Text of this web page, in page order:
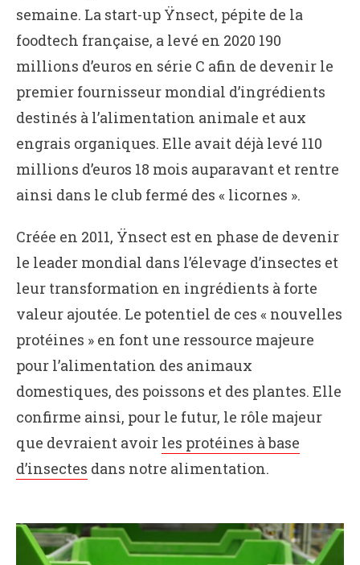
semaine. La start-up Ÿnsect, pépite de la
foodtech française, a levé en 2020 190
millions d’euros en série C afin de devenir le
premier fournisseur mondial d’ingrédients
destinés à l’alimentation animale et aux
engrais organiques. Elle avait déjà levé 110
millions d’euros 18 mois auparavant et rentre
ainsi dans le club fermé des « licornes ».
Créée en 2011, Ÿnsect est en phase de devenir
le leader mondial dans l’élevage d’insectes et
leur transformation en ingrédients à forte
valeur ajoutée. Le potentiel de ces « nouvelles
protéines » en font une ressource majeure
pour l’alimentation des animaux
domestiques, des poissons et des plantes. Elle
confirme ainsi, pour le futur, le rôle majeur
que devraient avoir les protéines à base
d’insectes dans notre alimentation.